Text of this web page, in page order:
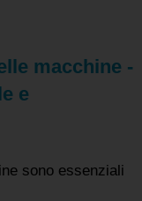
macchine -
e
sono essenziali